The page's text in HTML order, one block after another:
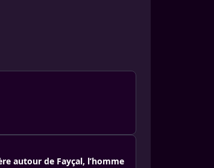
autour de Fayçal, l’homme